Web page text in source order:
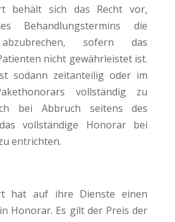
behält sich das Recht vor,
Behandlungstermins die
sofern das
nicht gewährleistet ist.
sodann zeitanteilig oder im
vollständig zu
bei Abbruch seitens des
vollständige Honorar bei
entrichten.
hat auf ihre Dienste einen
Honorar. Es gilt der Preis der